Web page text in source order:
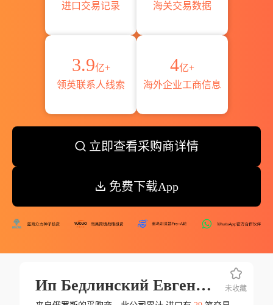
进口交易记录
海关交易数据
3.9亿+
领英联系人线索
4亿+
海外企业工商信息
立即查看采购商详情
免费下载App
Ип Бедлинский Евгений Андреевич 未收藏